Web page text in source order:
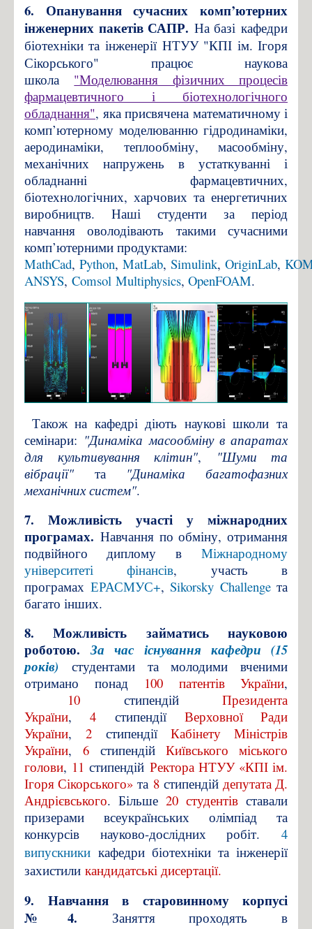
6. Опанування сучасних комп’ютерних
інженерних пакетів САПР. На базі кафедри
біотехніки та інженерії НТУУ "КПІ ім. Ігоря
Сікорського" працює наукова
школа "Моделювання фізичних процесів
фармацевтичного і біотехнологічного
обладнання", яка присвячена математичному і
комп’ютерному моделюванню гідродинаміки,
аеродинаміки, теплообміну, масообміну,
механічних напружень в устаткуванні і
обладнанні фармацевтичних,
біотехнологічних, харчових та енергетичних
виробництв. Наші студенти за період
навчання оволодівають такими сучасними
комп’ютерними продуктами:
MathCad, Python, MatLab, Simulink, OriginLab,
ANSYS, Comsol Multiphysics, OpenFOAM.
Також на кафедрі діють наукові школи та
семінари: "Динаміка масообміну в апаратах
для культивування клітин", "Шуми та
вібрації" та "Динаміка багатофазних
механічних систем".
7. Можливість участі у міжнародних
програмах. Навчання по обміну, отримання
подвійного диплому в Міжнародному
університеті фінансів, участь в
програмах ЕРАСМУС+, Sikorsky Challenge та
багато інших.
8. Можливість займатись науковою
роботою.
За час існування кафедри (15
років) студентами та молодими вченими
отримано понад 100 патентів України,
10 стипендійПрезидента
України,4 стипендіїВерховної Ради
України, 2стипендіїКабінету Міністрів
України, 6стипендійКиївського міського
голови, 11 стипендій Ректора НТУУ «КПІ ім.
Ігоря Сікорського» та 8стипендій депутата Д.
Андрієвського. Більше 20 студентів ставали
призерами всеукраїнських олімпіад та
конкурсів науково-дослідних робіт. 4
випускники кафедри біотехніки та інженерії
захистили кандидатські дисертації.
9. Навчання в старовинному корпусі
№4. Заняття проходять в